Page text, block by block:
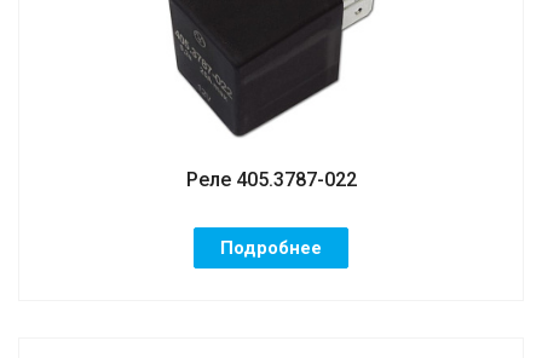
Реле 405.3787-022
Подробнее